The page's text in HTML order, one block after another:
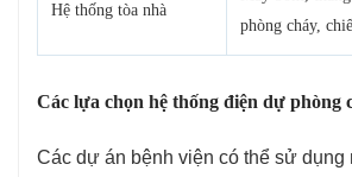
Hệ thống tòa nhà
phòng cháy,
Các lựa chọn hệ thống điện dự phòng
Các dự án bệnh viện có thể sử dụng